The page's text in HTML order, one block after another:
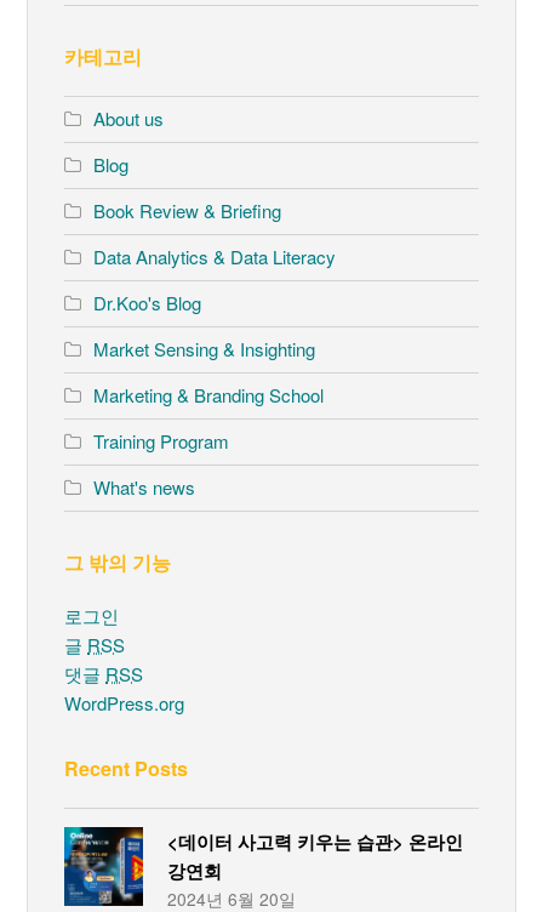
카테고리
About us
Blog
Book Review & Briefing
Data Analytics & Data Literacy
Dr.Koo's Blog
Market Sensing & Insighting
Marketing & Branding School
Training Program
What's news
그 밖의 기능
로그인
글 RSS
댓글 RSS
WordPress.org
Recent Posts
<데이터 사고력 키우는 습관> 온라인
강연회
2024년 6월 20일